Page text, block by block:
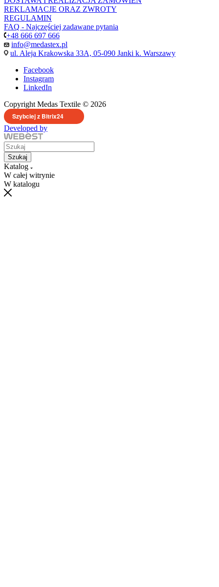
REKLAMACJE ORAZ ZWROTY
REGULAMIN
FAQ - Najczęściej zadawane pytania
+48 666 697 666
info@medastex.pl
ul. Aleja Krakowska 33A, 05-090 Janki k. Warszawy
Facebook
Instagram
LinkedIn
Copyright Medas Textile © 2026
Szybciej z Bitrix24
Developed by
Szukaj
Katalog
W całej witrynie
W katalogu